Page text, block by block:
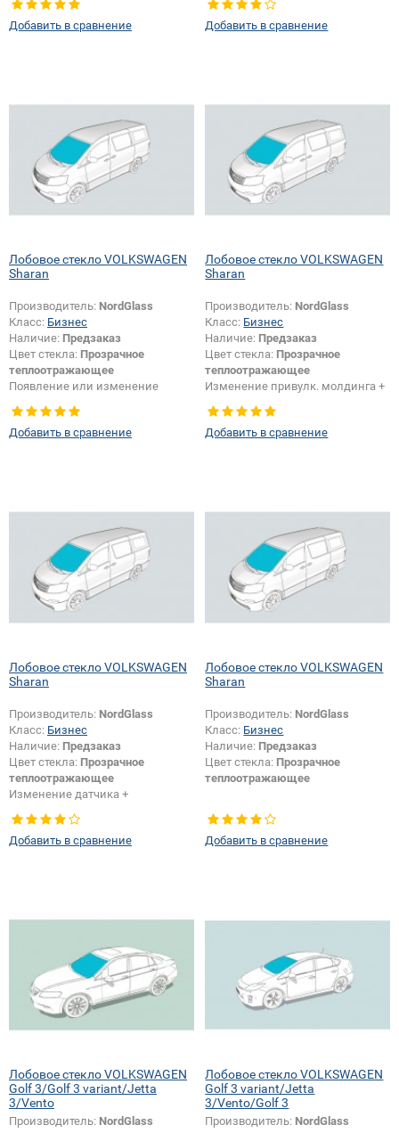
Добавить в сравнение Добавить в сравнение
Лобовое стекло VOLKSWAGEN
Sharan
Производитель: NordGlass
Класс: Бизнес
Наличие: Предзаказ
Цвет стекла: Прозрачное
теплоотражающее
Появление или изменение
шелкографии:
Добавить в сравнение
Лобовое стекло VOLKSWAGEN
Sharan
Производитель: NordGlass
Класс: Бизнес
Наличие: Предзаказ
Цвет стекла: Прозрачное
теплоотражающее
Изменение привулк. молдинга +
шелкографии:
Добавить в сравнение
Лобовое стекло VOLKSWAGEN
Sharan
Производитель: NordGlass
Класс: Бизнес
Наличие: Предзаказ
Цвет стекла: Прозрачное
теплоотражающее
Изменение датчика +
Добавить в сравнение
Лобовое стекло VOLKSWAGEN
Sharan
Производитель: NordGlass
Класс: Бизнес
Наличие: Предзаказ
Цвет стекла: Прозрачное
теплоотражающее
Добавить в сравнение
Лобовое стекло VOLKSWAGEN
Golf 3/Golf 3 variant/Jetta
3/Vento
Производитель: NordGlass
Лобовое стекло VOLKSWAGEN
Golf 3 variant/Jetta
3/Vento/Golf 3
Производитель: NordGlass